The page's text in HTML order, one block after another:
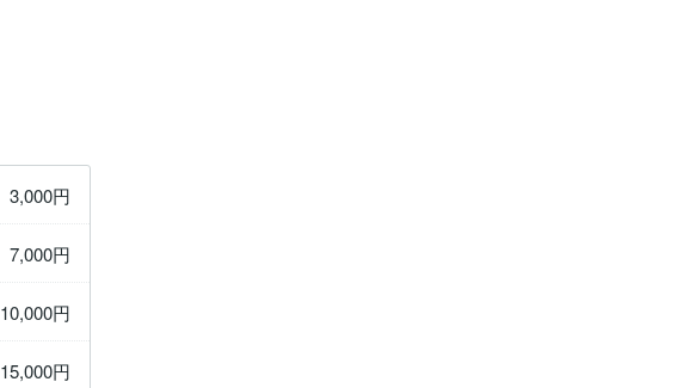
3,000円
7,000円
10,000円
15,000円